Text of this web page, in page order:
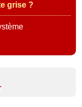
grise ?